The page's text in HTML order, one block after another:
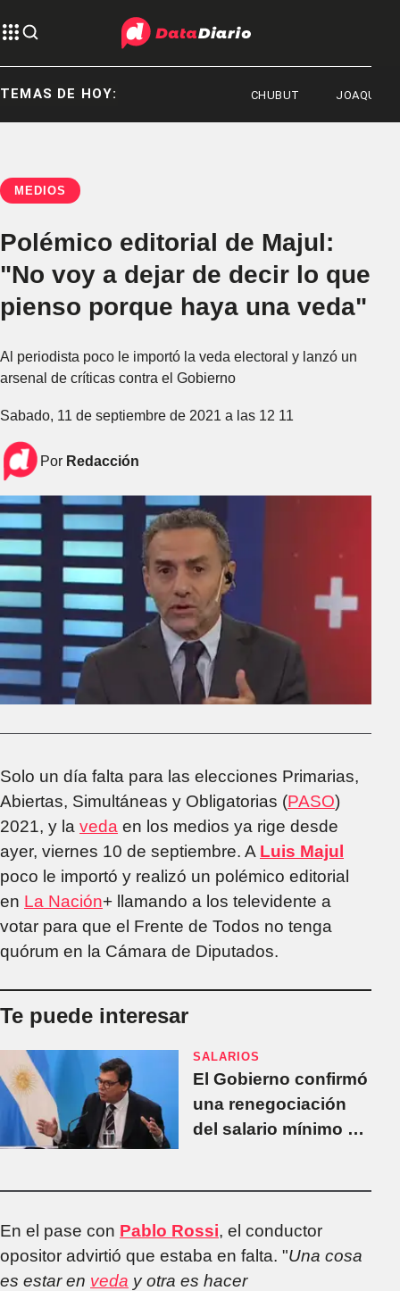
TEMAS DE HOY: CHUBUT JOAQUÍN
MEDIOS
Polémico editorial de Majul:
"No voy a dejar de decir lo que
pienso porque haya una veda"
Al periodista poco le importó la veda electoral y lanzó un
arsenal de críticas contra el Gobierno
Sabado, 11 de septiembre de 2021 a las 12 11
Por Redacción
Solo un día falta para las elecciones Primarias,
Abiertas, Simultáneas y Obligatorias (PASO)
2021, y la veda en los medios ya rige desde
ayer, viernes 10 de septiembre. A Luis Majul
poco le importó y realizó un polémico editorial
en La Nación+ llamando a los televidente a
votar para que el Frente de Todos no tenga
quórum en la Cámara de Diputados.
Te puede interesar
SALARIOS
El Gobierno confirmó
una renegociación
del salario mínimo a
En el pase con Pablo Rossi, el conductor
opositor advirtió que estaba en falta. "Una cosa
es estar en veda y otra es hacer